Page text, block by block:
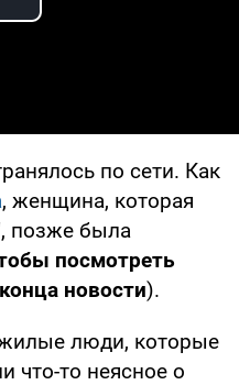
Video
по сети. Как
, женщина, которая
позже была
посмотреть
новости).
люди, которые
что-то неясное о